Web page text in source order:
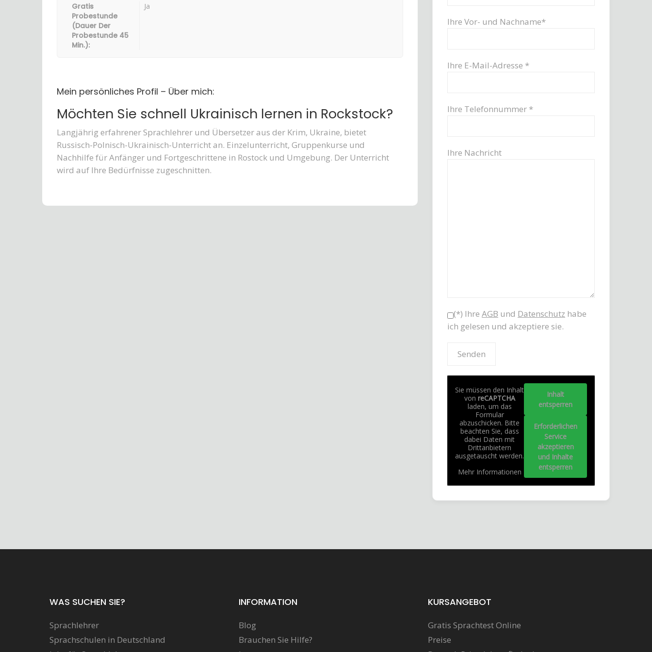
Gratis
Probestunde
(Dauer Der
Probestunde 45
Min.):
Ja
Mein persönliches Profil – Über mich:
Möchten Sie schnell Ukrainisch lernen in Rockstock?
Langjährig erfahrener Sprachlehrer und Übersetzer aus der Krim, Ukraine, bietet
Russisch-Polnisch-Ukrainisch-Unterricht an. Einzelunterricht, Gruppenkurse und
Nachhilfe für Anfänger und Fortgeschrittene in Rostock und Umgebung. Der Unterricht
wird auf Ihre Bedürfnisse zugeschnitten.
Ihre Vor- und Nachname*
Ihre E-Mail-Adresse *
Ihre Telefonnummer *
Ihre Nachricht
(*) Ihre AGB und Datenschutz habe
ich gelesen und akzeptiere sie.
Sie müssen den Inhalt
von reCAPTCHA
laden, um das
Formular
abzuschicken. Bitte
beachten Sie, dass
dabei Daten mit
Drittanbietern
ausgetauscht werden.
Mehr Informationen
Inhalt
entsperren
Erforderlichen
Service
akzeptieren
und Inhalte
entsperren
WAS SUCHEN SIE?
Sprachlehrer
Sprachschulen in Deutschland
INFORMATION
Blog
Brauchen Sie Hilfe?
KURSANGEBOT
Gratis Sprachtest Online
Preise